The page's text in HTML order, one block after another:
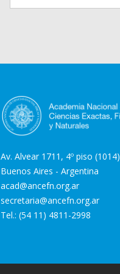
Av. Alvear 1711, 4º piso (1014)
Buenos Aires - Argentina
acad@ancefn.org.ar
secretaria@ancefn.org.ar
Tel.: (54 11) 4811-2998